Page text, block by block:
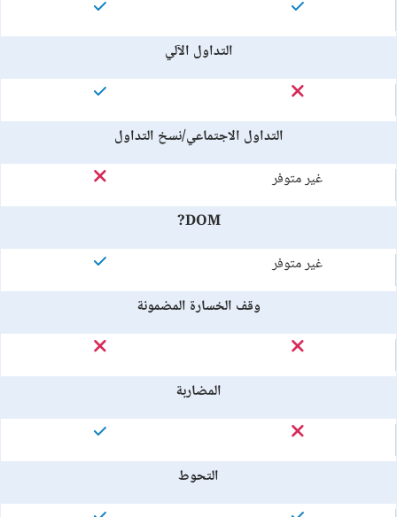
التداول الآلي
التداول الاجتماعي/نسخ التداول
غير متوفر
DOM?
غير متوفر
وقف الخسارة المضمونة
المضاربة
التحوط